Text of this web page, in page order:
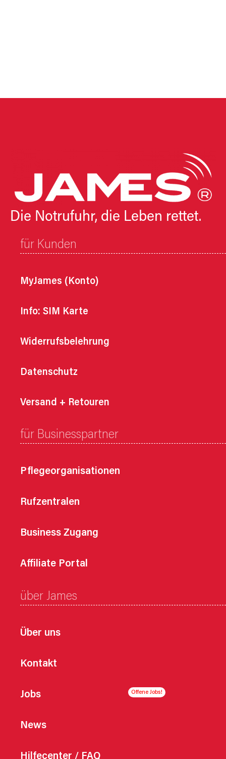
Die Notrufuhr, die Leben rettet.
für Kunden
MyJames (Konto)
Info: SIM Karte
Widerrufsbelehrung
Datenschutz
Versand + Retouren
für Businesspartner
Pflegeorganisationen
Rufzentralen
Business Zugang
Affiliate Portal
über James
Über uns
Kontakt
Jobs
News
Hilfecenter / FAQ